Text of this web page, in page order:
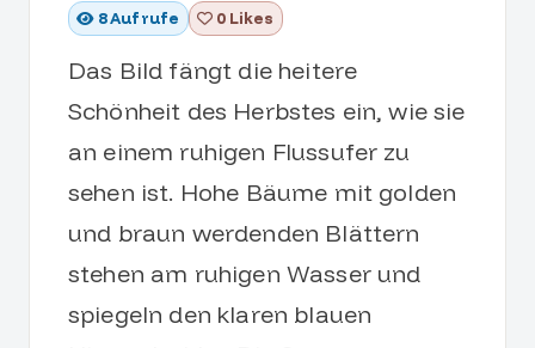
8Aufrufe 0 Likes
Das Bild fängt die heitere
Schönheit des Herbstes ein, wie sie
an einem ruhigen Flussufer zu
sehen ist. Hohe Bäume mit golden
und braun werdenden Blättern
stehen am ruhigen Wasser und
spiegeln den klaren blauen